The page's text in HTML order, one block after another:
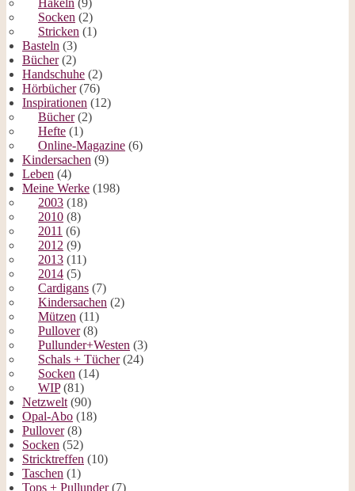
Socken (2)
Stricken (1)
Basteln (3)
Bücher(2)
Handschuhe (2)
Hörbücher(76)
Inspirationen (12)
Bücher(2)
Hefte (1)
Online-Magazine (6)
Kindersachen (9)
Leben (4)
Meine Werke (198)
2003 (18)
2010 (8)
2011 (6)
2012 (9)
2013 (11)
2014 (5)
Cardigans (7)
Kindersachen (2)
Mützen (11)
Pullover(8)
Pullunder+Westen (3)
Schals + Tücher(24)
Socken (14)
WIP(81)
Netzwelt (90)
Opal-Abo (18)
Pullover(8)
Socken (52)
Stricktreffen (10)
Taschen (1)
Tops + Pullunder(7)